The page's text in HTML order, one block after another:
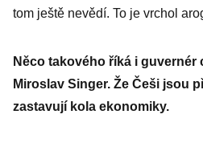
tom ještě nevědí. To je vrchol
Něco takového říká i guvernér
Miroslav Singer. Že Češi jsou
zastavují kola ekonomiky.